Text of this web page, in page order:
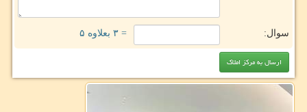
سوال: = ۳ بعلاوه ۵